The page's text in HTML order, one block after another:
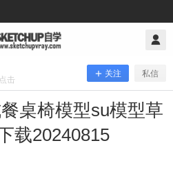
击
关注 私信
桌椅模型su模型草
载20240815
自学